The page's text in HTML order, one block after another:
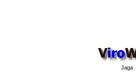
Jaga